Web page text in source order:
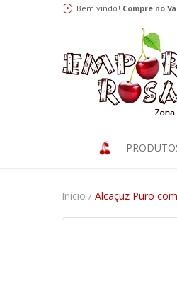
Bem vindo! Compre no
Início / Alcaçuz Puro